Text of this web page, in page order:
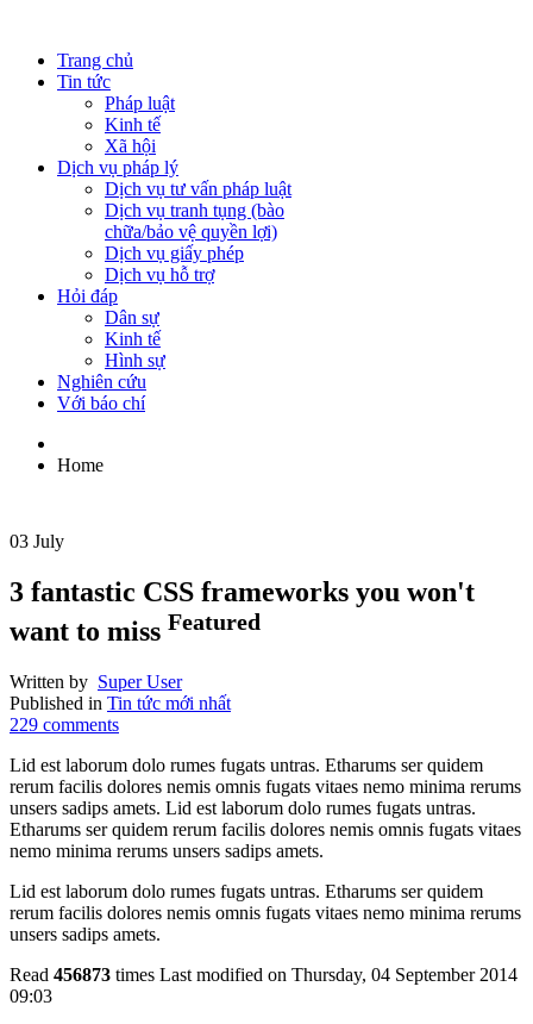
Trang chủ
Tin tức
Pháp luật
Kinh tế
Xã hội
Dịch vụ pháp lý
Dịch vụ tư vấn pháp luật
Dịch vụ tranh tụng (bào
chữa/bảo vệ quyền lợi)
Dịch vụ giấy phép
Dịch vụ hỗ trợ
Hỏi đáp
Dân sự
Kinh tế
Hình sự
Nghiên cứu
Với báo chí
Home
03 July
3 fantastic CSS frameworks you won't
want to miss Featured
Written by Super User
Published in Tin tức mới nhất
229 comments
Lid est laborum dolo rumes fugats untras. Etharums ser quidem
rerum facilis dolores nemis omnis fugats vitaes nemo minima rerums
unsers sadips amets. Lid est laborum dolo rumes fugats untras.
Etharums ser quidem rerum facilis dolores nemis omnis fugats vitaes
nemo minima rerums unsers sadips amets.
Lid est laborum dolo rumes fugats untras. Etharums ser quidem
rerum facilis dolores nemis omnis fugats vitaes nemo minima rerums
unsers sadips amets.
Read 456873 times Last modified on Thursday, 04 September 2014
09:03